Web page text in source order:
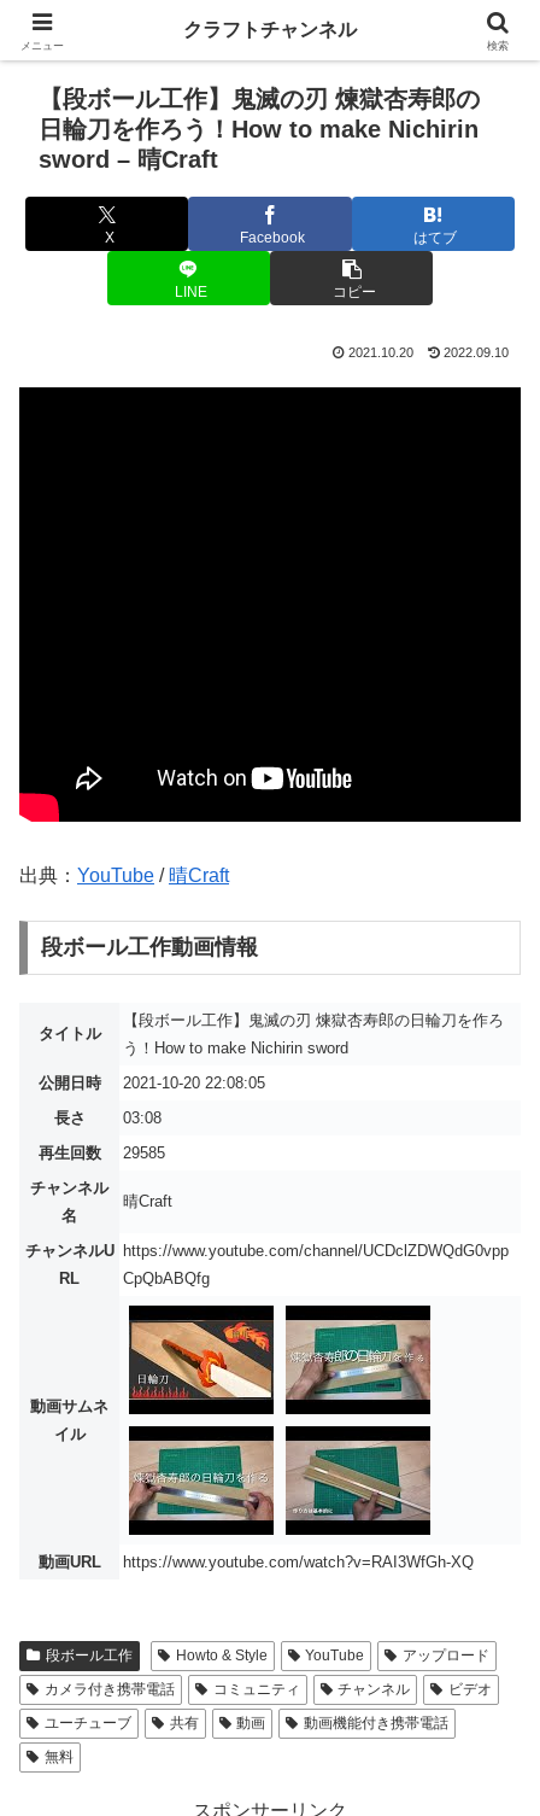
【段ボール工作】鬼滅の刃 煉獄杏寿郎の
日輪刀を作ろう！How to make Nichirin
sword – 晴Craft
X Facebook はてブ
LINE コピー
2021.10.20 2022.09.10
出典： YouTube / 晴Craft
段ボール工作動画情報
タイトル
【段ボール工作】鬼滅の刃 煉獄杏寿郎の日輪刀を作ろ
う！How to make Nichirin sword
公開日時
2021-10-20 22:08:05
長さ
03:08
再生回数
29585
チャンネル
名
晴Craft
チャンネルU
RL
https://www.youtube.com/channel/UCDclZDWQdG0vpp
CpQbABQfg
動画サムネ
イル
動画URL https://www.youtube.com/watch?v=RAI3WfGh-XQ
段ボール工作 Howto & Style YouTube
アップロード
カメラ付き携帯電話
コミュニティ チャンネル
ビデオ
ユーチューブ
共有 動画
動画機能付き携帯電話
無料
スポンサーリンク
メニュー
クラフトチャンネル
検索